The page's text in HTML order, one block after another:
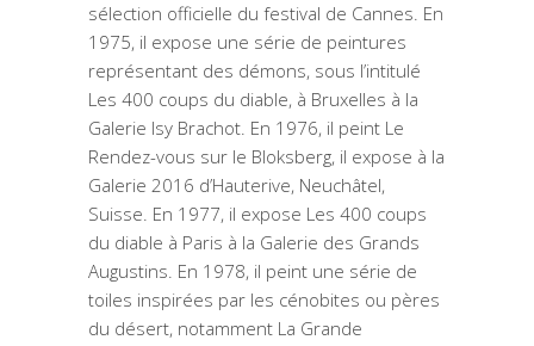
sélection officielle du festival de Cannes. En
1975, il expose une série de peintures
représentant des démons, sous l’intitulé
Les 400 coups du diable, à Bruxelles à la
Galerie Isy Brachot. En 1976, il peint Le
Rendez-vous sur le Bloksberg, il expose à la
Galerie 2016 d’Hauterive, Neuchâtel,
Suisse. En 1977, il expose Les 400 coups
du diable à Paris à la Galerie des Grands
Augustins. En 1978, il peint une série de
toiles inspirées par les cénobites ou pères
du désert, notamment La Grande